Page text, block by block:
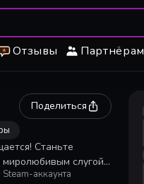
Отзывы Партнёрам
Поделиться
Станьте
слугой
Тропико и
аккаунта